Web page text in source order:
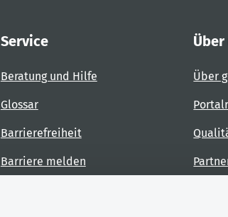
Service
Beratung und Hilfe
Glossar
Barrierefreiheit
Barriere melden
Über